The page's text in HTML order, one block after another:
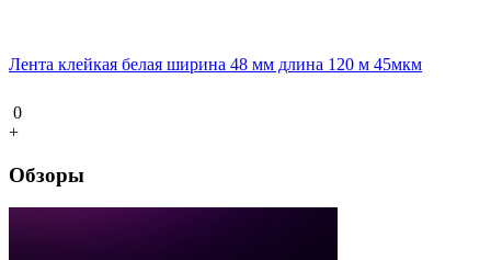
Лента клейкая белая ширина 48 мм длина 120 м 45мкм
0
+
Обзоры